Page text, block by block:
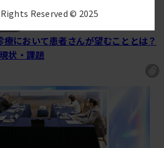
において患者さんが望むこととは？
状・課題
Reserved © 2025